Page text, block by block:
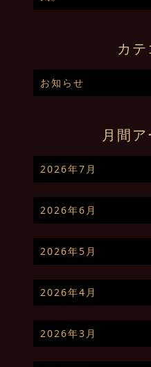
カ
お知らせ
月間
2026年7月
2026年6月
2026年5月
2026年4月
2026年3月